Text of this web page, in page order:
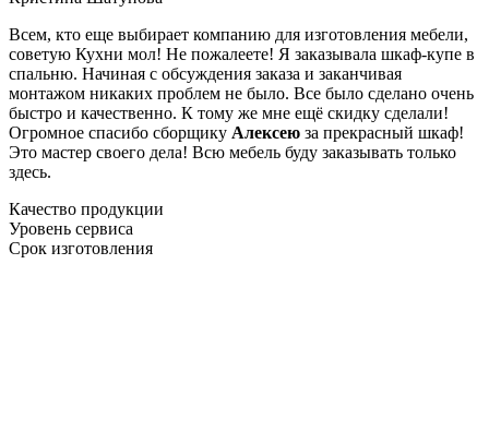
Всем, кто еще выбирает компанию для изготовления мебели,
советую Кухни мол! Не пожалеете! Я заказывала шкаф-купе в
спальню. Начиная с обсуждения заказа и заканчивая
монтажом никаких проблем не было. Все было сделано очень
быстро и качественно. К тому же мне ещё скидку сделали!
Огромное спасибо сборщику Алексею за прекрасный шкаф!
Это мастер своего дела! Всю мебель буду заказывать только
здесь.
Качество продукции
Уровень сервиса
Срок изготовления